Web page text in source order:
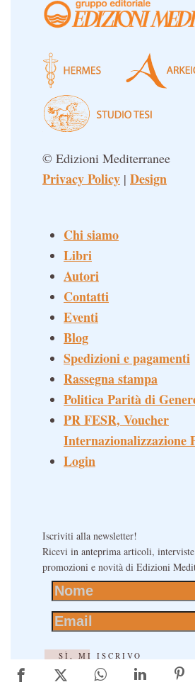
© Edizioni Mediterranee
Privacy Policy | Design
Chi siamo
Libri
Autori
Contatti
Eventi
Blog
Spedizioni e pagamenti
Rassegna stampa
Politica Parità di
PR FESR, Voucher
Internazionalizzazione
Login
Iscriviti alla newsletter!
Ricevi in anteprima articoli, interviste
promozioni e novità di Edizioni
SÌ, MI ISCRIVO